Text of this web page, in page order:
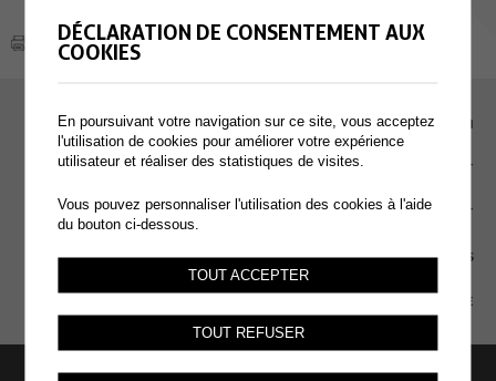
EMPLOI
CONTACT
EXTRANET
MENTIONS LÉGALES
PLAN DU SITE
DÉCLARATION DE CONSENTEMENT AUX
COOKIES
En poursuivant votre navigation sur ce site, vous acceptez
l'utilisation de cookies pour améliorer votre expérience
utilisateur et réaliser des statistiques de visites.
Vous pouvez personnaliser l'utilisation des cookies à l'aide
du bouton ci-dessous.
TOUT ACCEPTER
TOUT REFUSER